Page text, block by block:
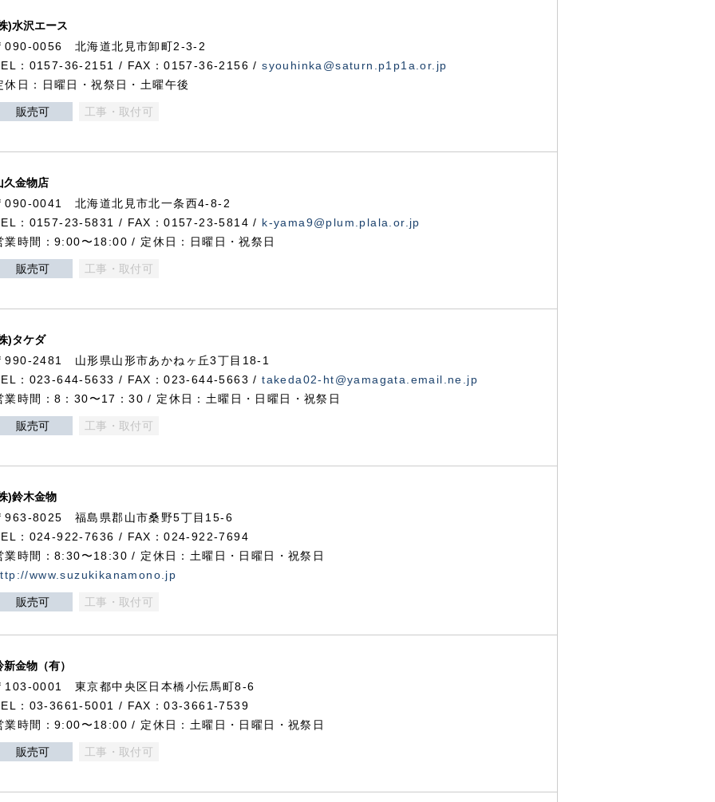
)水沢エース
090-0056 北海道北見市卸町2-3-2
：0157-36-2151 / FAX：0157-36-2156 /syouhinka@saturn.p1p1a.or.jp
休日：日曜日・祝祭日・土曜午後
販売可 工事・取付可
久金物店
090-0041 北海道北見市北一条西4-8-2
：0157-23-5831 / FAX：0157-23-5814 / k-yama9@plum.plala.or.jp
業時間：9:00〜18:00 / 定休日：日曜日・祝祭日
販売可 工事・取付可
)タケダ
990-2481 山形県山形市あかねヶ丘3丁目18-1
：023-644-5633 / FAX：023-644-5663 /takeda02-ht@yamagata.email.ne.jp
業時間：8：30〜17：30 / 定休日：土曜日・日曜日・祝祭日
販売可 工事・取付可
)鈴木金物
963-8025 福島県郡山市桑野5丁目15-6
：024-922-7636 / FAX：024-922-7694
業時間：8:30〜18:30 / 定休日：土曜日・日曜日・祝祭日
www.suzukikanamono.jp
販売可 工事・取付可
新金物（有）
103-0001 東京都中央区日本橋小伝馬町8-6
：03-3661-5001 / FAX：03-3661-7539
業時間：9:00〜18:00 / 定休日：土曜日・日曜日・祝祭日
販売可 工事・取付可